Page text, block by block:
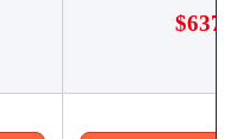
$637